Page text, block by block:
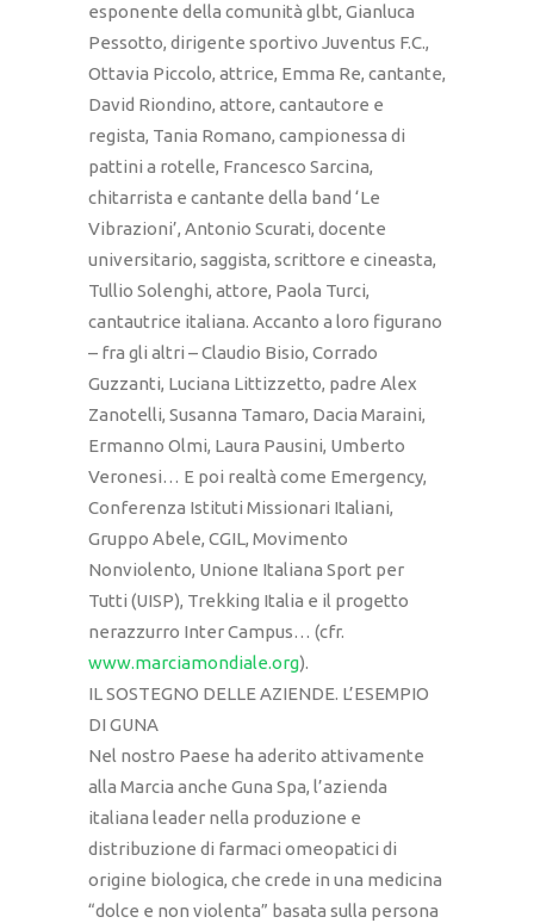
esponente della comunità glbt, Gianluca
Pessotto, dirigente sportivo Juventus F.C.,
Ottavia Piccolo, attrice, Emma Re, cantante,
David Riondino, attore, cantautore e
regista, Tania Romano, campionessa di
pattini a rotelle, Francesco Sarcina,
chitarrista e cantante della band ‘Le
Vibrazioni’, Antonio Scurati, docente
universitario, saggista, scrittore e cineasta,
Tullio Solenghi, attore, Paola Turci,
cantautrice italiana. Accanto a loro figurano
– fra gli altri – Claudio Bisio, Corrado
Guzzanti, Luciana Littizzetto, padre Alex
Zanotelli, Susanna Tamaro, Dacia Maraini,
Ermanno Olmi, Laura Pausini, Umberto
Veronesi… E poi realtà come Emergency,
Conferenza Istituti Missionari Italiani,
Gruppo Abele, CGIL, Movimento
Nonviolento, Unione Italiana Sport per
Tutti (UISP), Trekking Italia e il progetto
nerazzurro Inter Campus… (cfr.
www.marciamondiale.org).
IL SOSTEGNO DELLE AZIENDE. L’ESEMPIO
DI GUNA
Nel nostro Paese ha aderito attivamente
alla Marcia anche Guna Spa, l’azienda
italiana leader nella produzione e
distribuzione di farmaci omeopatici di
origine biologica, che crede in una medicina
“dolce e non violenta” basata sulla persona